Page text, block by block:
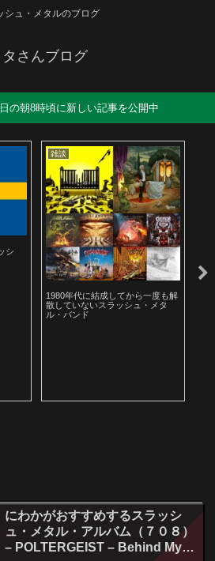
シュ・メタルのブログ
タさんブログ
の朝8時頃に新しい記事を公開中
シ
雑談
1980年代に結成してから一度も解
散していないスラッシュ・メタ
ル・バンド
にわかがおすすめするスラッシ
ュ・メタル・アルバム（７０８）
– POLTERGEIST – Behind My